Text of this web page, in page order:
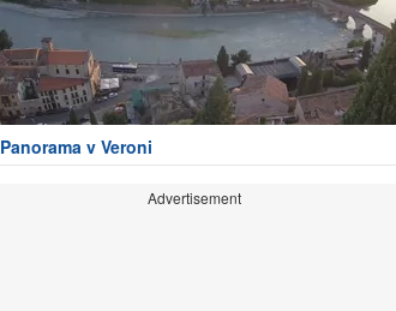
Panorama v Veroni
Advertisement